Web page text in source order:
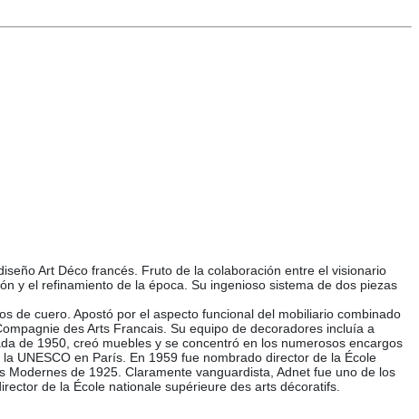
Art Déco francés. Fruto de la colaboración entre el visionario
y el refinamiento de la época. Su ingenioso sistema de dos piezas
de cuero. Apostó por el aspecto funcional del mobiliario combinado
des Arts Francais. Su equipo de decoradores incluía a
de 1950, creó muebles y se concentró en los numerosos encargos
UNESCO en París. En 1959 fue nombrado director de la École
de 1925. Claramente vanguardista, Adnet fue uno de los
de la École nationale supérieure des arts décoratifs.